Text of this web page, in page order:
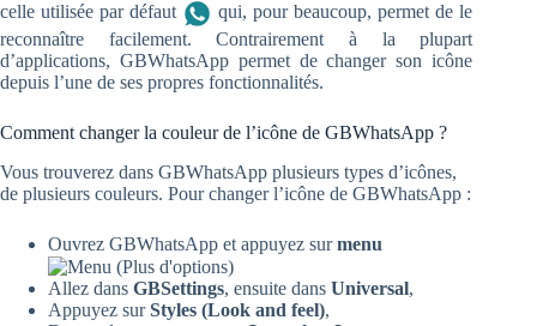
celle utilisée par défaut
qui, pour beaucoup, permet de le
reconnaître facilement. Contrairement à la plupart
d’applications, GBWhatsApp permet de changer son icône
depuis l’une de ses propres fonctionnalités.
Comment changer la couleur de l’icône de GBWhatsApp ?
Vous trouverez dans GBWhatsApp plusieurs types d’icônes,
de plusieurs couleurs. Pour changer l’icône de GBWhatsApp :
Ouvrez GBWhatsApp et appuyez surmenu
Allez dans GBSettings, ensuite dans Universal,
Appuyez surStyles (Look and feel),